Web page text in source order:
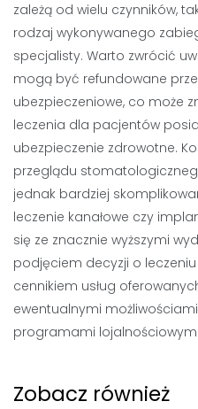
zależą od wielu czynników,
rodzaj wykonywanego
specjalisty. Warto zwrócić
mogą być refundowane
ubezpieczeniowe, co może
leczenia dla pacjentów
ubezpieczenie zdrowotne.
przeglądu
jednak bardziej
leczenie kanałowe czy
się ze znacznie wyższymi
podjęciem decyzji o
cennikiem usług
ewentualnymi
programami
Zobacz również